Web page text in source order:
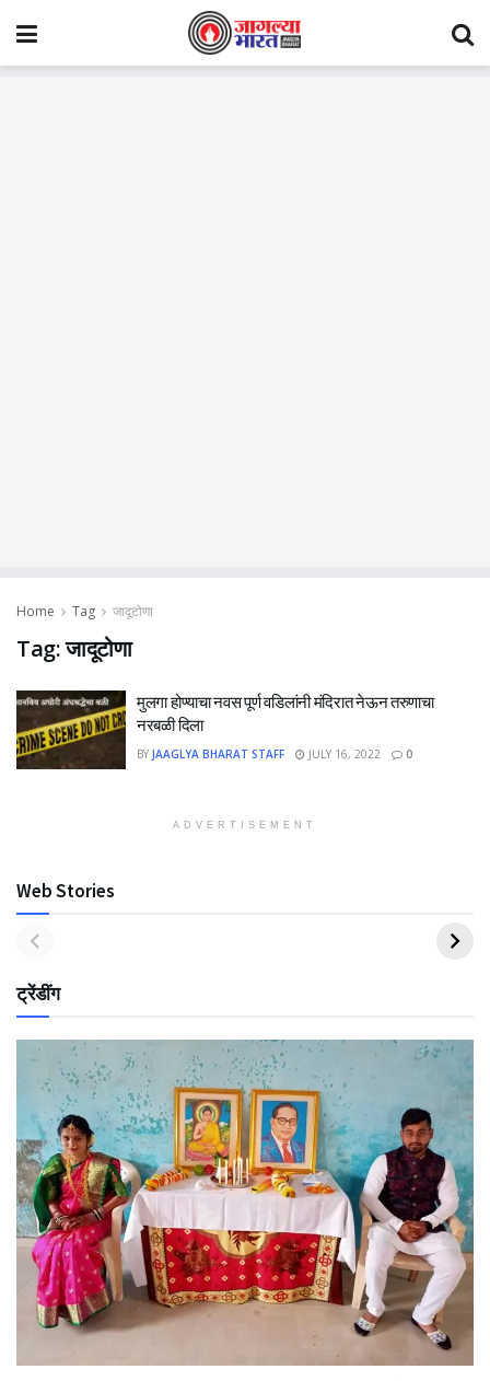
Home Tag जादूटोणा
Tag:जादूटोणा
मुलगा होण्याचा नवस पूर्ण वडिलांनी मंदिरात नेऊन तरुणाचा
नरबळी दिला
BY JAAGLYA BHARAT STAFF JULY 16, 2022 0
ADVERTISEMENT
Web Stories
ट्रेंडींग